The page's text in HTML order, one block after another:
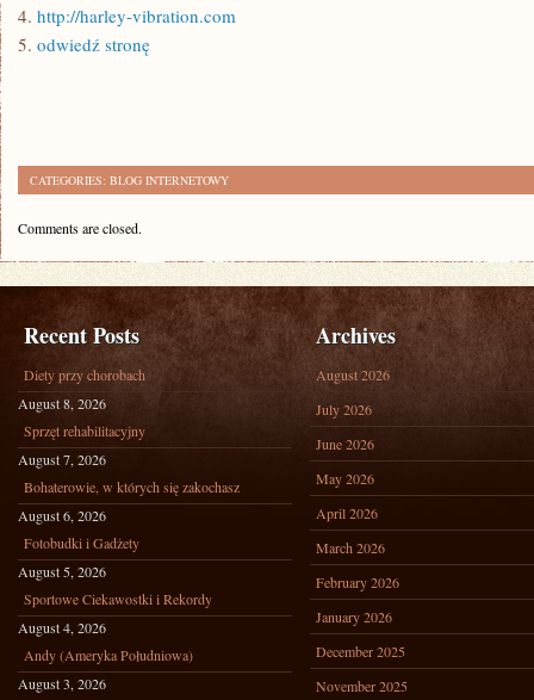
4. http://harley-vibration.com
5. odwiedź stronę
CATEGORIES: BLOG INTERNETOWY
Comments are closed.
Recent Posts
Diety przy chorobach
August 8, 2026
Sprzęt rehabilitacyjny
August 7, 2026
Bohaterowie, w których się zakochasz
August 6, 2026
Fotobudki i Gadżety
August 5, 2026
Sportowe Ciekawostki i Rekordy
August 4, 2026
Andy (Ameryka Południowa)
August 3, 2026
Archives
August 2026
July 2026
June 2026
May 2026
April 2026
March 2026
February 2026
January 2026
December 2025
November 2025